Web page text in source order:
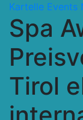
Kartelle Events
Spa
Tirol